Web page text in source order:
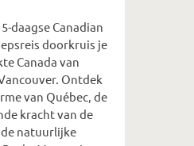
daagse Canadian
doorkruis je
Canada van
Ontdek
van Québec, de
kracht van de
de natuurlijke